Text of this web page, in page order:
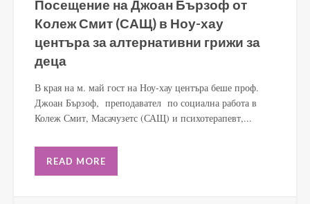
Посещение на Джоан Бързоф от
Колеж Смит (САЩ) в Ноу-хау
центъра за алтернативни грижи за
деца
В края на м. май гост на Ноу-хау центъра беше проф.
Джоан Бързоф, преподавател по социална работа в
Колеж Смит, Масачузетс (САЩ) и психотерапевт,...
READ MORE